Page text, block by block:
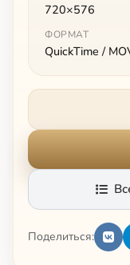
720×576
ФОРМАТ
QuickTime /
Поделиться: